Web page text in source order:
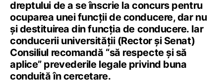
dreptului de a se înscrie la concurs pentru
ocuparea unei funcții de conducere, dar nu
și destituirea din funcția de conducere. Iar
conducerii universității (Rector și Senat)
Consiliul recomandă “să respecte și să
aplice” prevederile legale privind buna
conduită în cercetare.